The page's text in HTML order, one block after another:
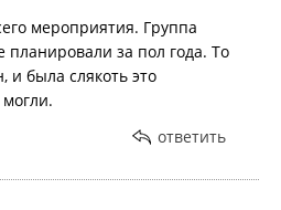
мероприятия. Группа
за пол года. То
и была слякоть это
ответить